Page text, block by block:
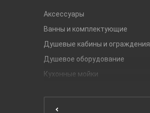
Аксессуары
Ванны и комплектующие
Душевые кабины и ограждения
Душевое оборудование
Кухонные мойки